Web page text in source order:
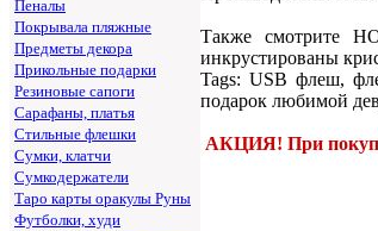
Пеналы
Покрывала пляжные
Предметы декора
Прикольные подарки
Резиновые сапоги
Сарафаны, платья
Стильные флешки
Сумки, клатчи
Сумкодержатели
Таро карты оракулы Руны
Футболки, худи
Также смотрите
инкрустированы
Tags: USB флеш,
подарок любимой
АКЦИЯ! При